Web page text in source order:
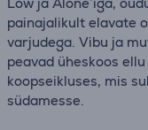
painajalikult elavate
varjudega. Vibu ja
peavad üheskoos
koopseikluses, mis
südamesse.